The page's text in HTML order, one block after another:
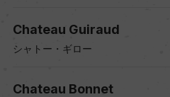
Chateau Guiraud
シャトー・ギロー
Chateau Bonnet